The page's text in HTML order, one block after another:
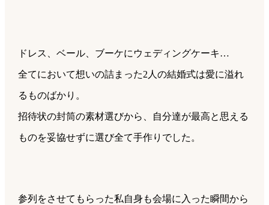
ドレス、ベール、ブーケにウェディングケーキ…
全てにおいて想いの詰まった2人の結婚式は愛に溢れ
るものばかり。
招待状の封筒の素材選びから、自分達が最高と思える
ものを妥協せずに選び全て手作りでした。
参列をさせてもらった私自身も会場に入った瞬間から